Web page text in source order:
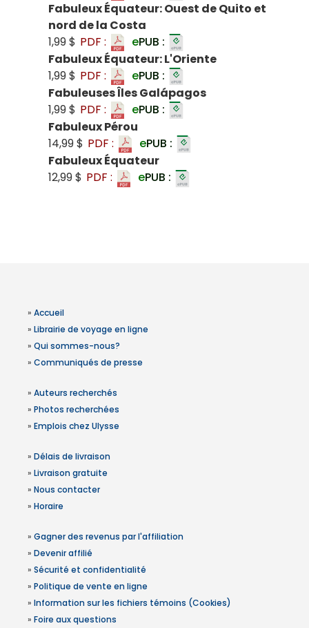
Fabuleux Équateur: Ouest de Quito et
nord de la Costa
1,99 $ PDF : ePUB :
Fabuleux Équateur: L'Oriente
1,99 $ PDF : ePUB :
Fabuleuses Îles Galápagos
1,99 $ PDF : ePUB :
Fabuleux Pérou
14,99 $ PDF : ePUB :
Fabuleux Équateur
12,99 $ PDF : ePUB :
» Accueil
» Librairie de voyage en ligne
» Qui sommes-nous?
» Communiqués de presse
» Auteurs recherchés
» Photos recherchées
» Emplois chez Ulysse
» Délais de livraison
» Livraison gratuite
» Nous contacter
» Horaire
» Gagner des revenus par l'affiliation
» Devenir affilié
» Sécurité et confidentialité
» Politique de vente en ligne
» Information sur les fichiers témoins (Cookies)
» Foire aux questions